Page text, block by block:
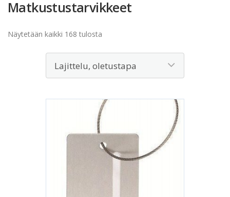
Matkustustarvikkeet
Näytetään kaikki 168 tulosta